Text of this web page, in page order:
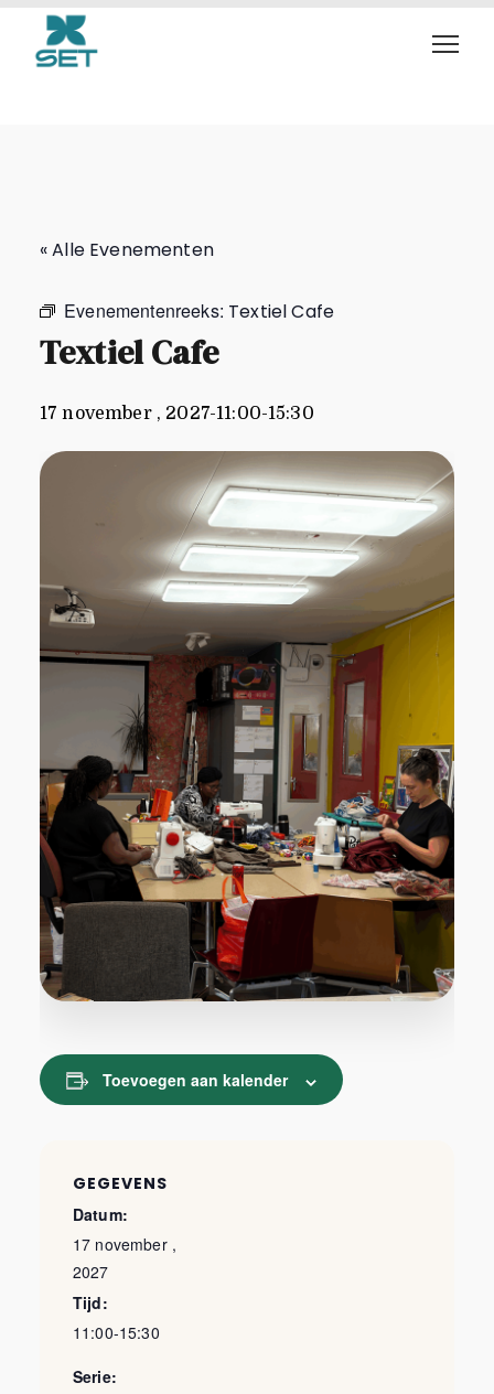
Textiel Cafe
« Alle Evenementen
Evenementenreeks: Textiel Cafe
Textiel Cafe
17 november , 2027-11:00-15:30
Toevoegen aan kalender
GEGEVENS
Datum:
17 november ,
2027
Tijd:
11:00-15:30
Serie: